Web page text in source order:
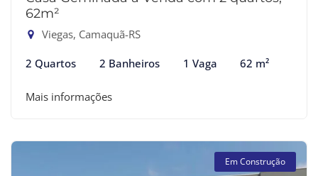
62m²
Viegas, Camaquã-RS
2 Quartos 2 Banheiros 1 Vaga 62 m²
Mais informações
Em Construção